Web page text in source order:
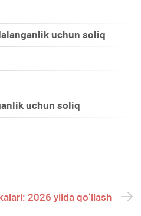
uchun soliq
uchun soliq
2026 yilda qoʻllash